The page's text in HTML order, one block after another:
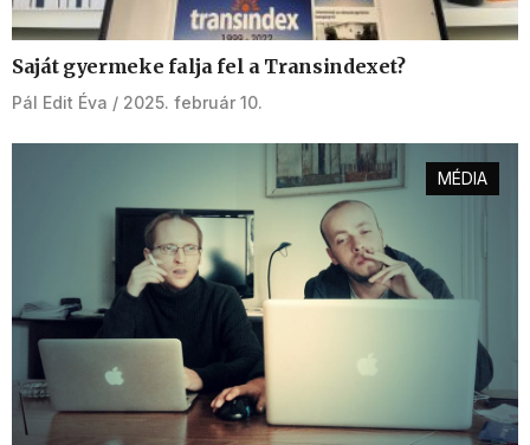
Saját gyermeke falja fel a Transindexet?
Pál Edit Éva 2025. február 10.
MÉDIA